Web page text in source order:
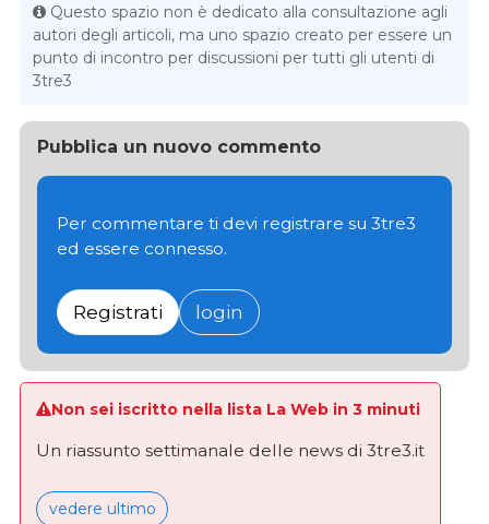
Questo spazio non è dedicato alla consultazione agli
autori degli articoli, ma uno spazio creato per essere un
punto di incontro per discussioni per tutti gli utenti di
3tre3
Pubblica un nuovo commento
Per commentare ti devi registrare su 3tre3
ed essere connesso.
Registrati login
Non sei iscritto nella lista La Web in 3 minuti
Un riassunto settimanale delle news di 3tre3.it
vedere ultimo